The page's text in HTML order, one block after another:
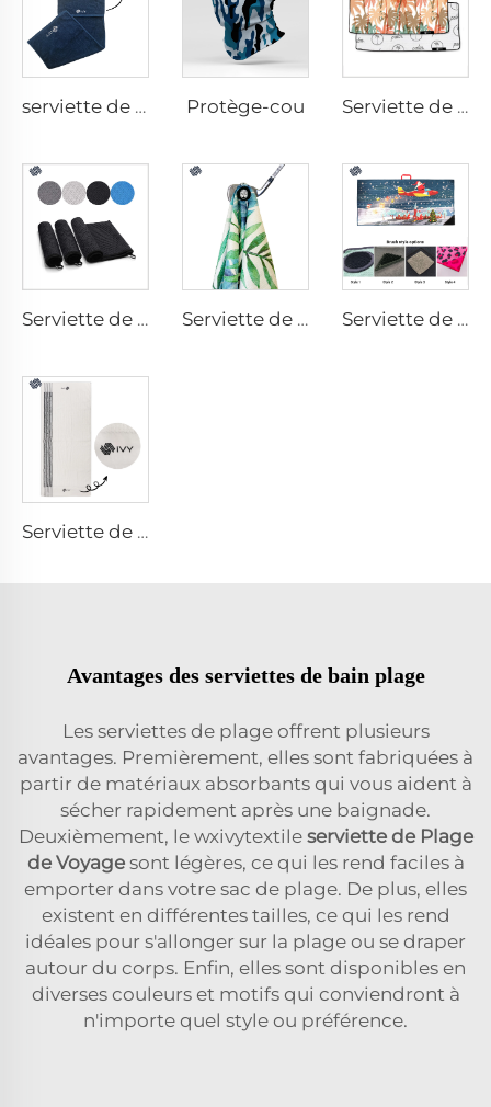
serviette de gym avec poche Protège-cou Serviette de golf imprimée
Serviette de golf en microfibres Serviette de golf magnétique Serviette de golf avec brosse
Serviette de golf caddy
Avantages des serviettes de bain plage
Les serviettes de plage offrent plusieurs
avantages. Premièrement, elles sont fabriquées à
partir de matériaux absorbants qui vous aident à
sécher rapidement après une baignade.
Deuxièmement, le wxivytextile serviette de Plage
de Voyage sont légères, ce qui les rend faciles à
emporter dans votre sac de plage. De plus, elles
existent en différentes tailles, ce qui les rend
idéales pour s'allonger sur la plage ou se draper
autour du corps. Enfin, elles sont disponibles en
diverses couleurs et motifs qui conviendront à
n'importe quel style ou préférence.